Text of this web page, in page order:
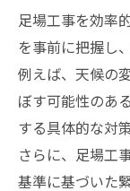
足場工事を効率
を事前に把握し
例えば、天候の
ぼす可能性のあ
する具体的な対
さらに、足場工
基準に基づいた